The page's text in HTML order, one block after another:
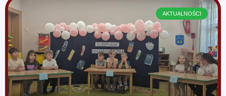
AKTUALNOŚCI